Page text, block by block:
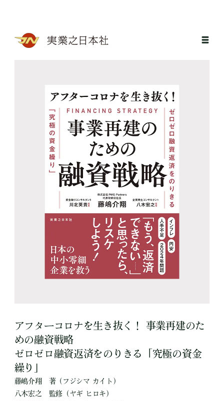
アフターコロナを生き抜く！ 事業再建のた
めの融資戦略
ゼロゼロ融資返済をのりきる「究極の資金
繰り」
藤嶋介翔 著（フジシマ カイト）
八木宏之
監修 （ヤギ ヒロキ）